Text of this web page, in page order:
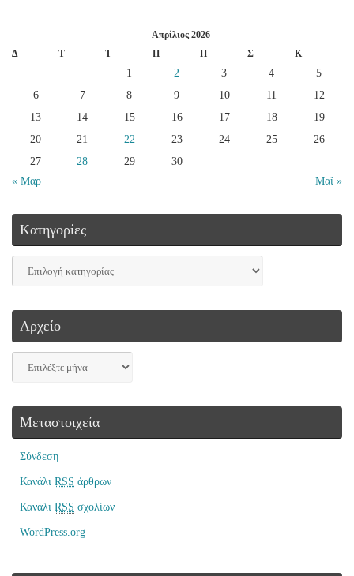
Απρίλιος 2026
Δ
Τ Τ Π Π Σ Κ
« Μαρ Μαΐ »
1 2 3 4
5
6
7 8 9 10 11
12
13
14 15 16 17 18
19
20
21 22 23 24 25
26
27
28 29 30
Kατηγορίες
Αρχείο
Μεταστοιχεία
Σύνδεση
Κανάλι RSS άρθρων
Κανάλι RSS σχολίων
WordPress.org